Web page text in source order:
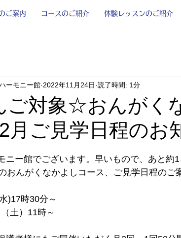
ご案内 コースのご紹介 体験レッスンのご紹介
対象☆おんがく
ご見学日程のお
ーモニー館 2022年11月24日 読了時間: 1分
ニー館でございます。早いもので、あと約
おんがくなかよしコース、ご見学日程のご
)17時30分～
土）11時～